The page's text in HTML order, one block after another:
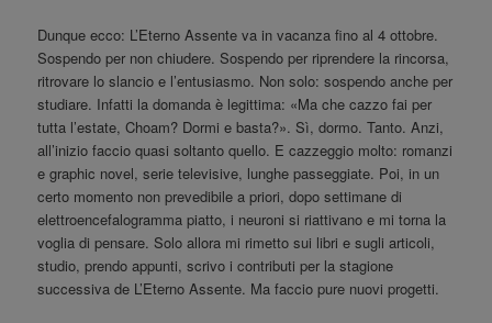
Dunque ecco: L’Eterno Assente va in vacanza fino al 4 ottobre.
Sospendo per non chiudere. Sospendo per riprendere la rincorsa,
ritrovare lo slancio e l’entusiasmo. Non solo: sospendo anche per
studiare. Infatti la domanda è legittima: «Ma che cazzo fai per
tutta l’estate, Choam? Dormi e basta?». Sì, dormo. Tanto. Anzi,
all’inizio faccio quasi soltanto quello. E cazzeggio molto: romanzi
e graphic novel, serie televisive, lunghe passeggiate. Poi, in un
certo momento non prevedibile a priori, dopo settimane di
elettroencefalogramma piatto, i neuroni si riattivano e mi torna la
voglia di pensare. Solo allora mi rimetto sui libri e sugli articoli,
studio, prendo appunti, scrivo i contributi per la stagione
successiva de L’Eterno Assente. Ma faccio pure nuovi progetti.